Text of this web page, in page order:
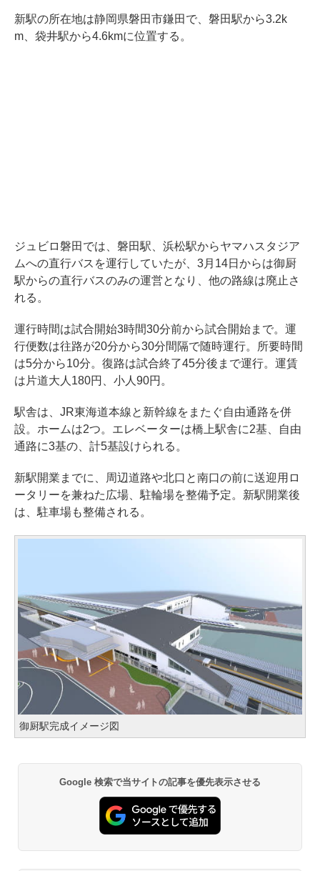
新駅の所在地は静岡県磐田市鎌田で、磐田駅から3.2k
m、袋井駅から4.6kmに位置する。
ジュビロ磐田では、磐田駅、浜松駅からヤマハスタジア
ムへの直行バスを運行していたが、3月14日からは御厨
駅からの直行バスのみの運営となり、他の路線は廃止さ
れる。
運行時間は試合開始3時間30分前から試合開始まで。運
行便数は往路が20分から30分間隔で随時運行。所要時間
は5分から10分。復路は試合終了45分後まで運行。運賃
は片道大人180円、小人90円。
駅舎は、JR東海道本線と新幹線をまたぐ自由通路を併
設。ホームは2つ。エレベーターは橋上駅舎に2基、自由
通路に3基の、計5基設けられる。
新駅開業までに、周辺道路や北口と南口の前に送迎用ロ
ータリーを兼ねた広場、駐輪場を整備予定。新駅開業後
は、駐車場も整備される。
御厨駅完成イメージ図
Google 検索で当サイトの記事を優先表示させる